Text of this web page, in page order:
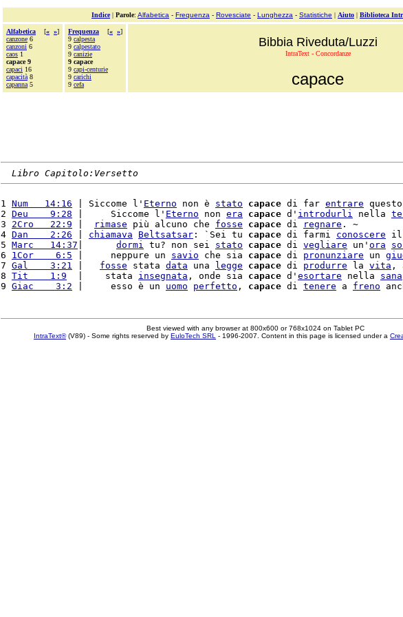
Indice| Parole: Alfabetica - Frequenza - Rovesciate - Lunghezza - Statistiche | Aiuto | Biblioteca
Alfabetica [« »]
canzone 6
canzoni 6
caos 1
capace 9
capaci 16
capacità 8
capanna 5
Frequenza [« »]
9 calpesta
9 calpestato
9 canizie
9 capace
9 capi-centurie
9 carichi
9 cefa
Bibbia Riveduta/Luzzi
IntraText - Concordanze
capace
Libro Capitolo:Versetto
1 Num   14:16 | Siccome l' Eterno non è stato capace di far entrare questo
2 Deu    9:28 |     Siccome l' Eterno non era capace d' introdurli nella
3 2Cro   22:9 rimase più alcuno che fosse capace di regnare . ~
4 Dan    2:26 chiamava Beltsatsar : `Sei tu capace di farmi conoscere il
5 Marc   14:37 dormi tu? non sei stato capace di vegliare un' ora
6 1Cor    6:5 |     neppure un savio che sia capace di pronunziare un
7 Gal    3:21 fosse stata data una legge capace di produrre la vita ,
8 Tit    1:9
  |    stata
insegnata , onde sia capace d' esortare nella sana
9 Giac    3:2 |     esso è un uomo perfetto , capace di tenere a freno
Best viewed with any browser at 800x600 or 768x1024 on Tablet PC
IntraText®(V89) - Some rights reserved by EuloTech SRL - 1996-2007. Content in this page is licensed under a